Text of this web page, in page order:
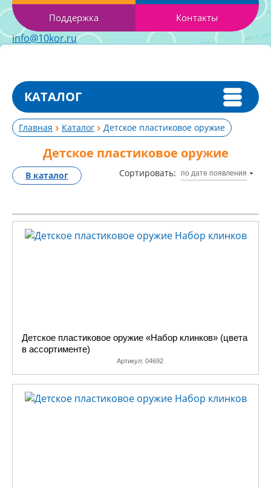
Поддержка Контакты
info@10kor.ru
КАТАЛОГ
Главная Каталог Детское пластиковое оружие
Детское пластиковое оружие
Сортировать: по дате появления
В каталог
Детское пластиковое оружие «Набор клинков» (цвета
в ассортименте)
Артикул: 04692